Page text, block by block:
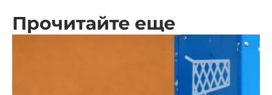
Прочитайте еще